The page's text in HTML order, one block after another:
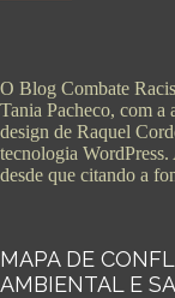
O Blog Combate
Tania Pacheco, com
design de Raquel
tecnologia
desde que citando a
MAPA DE
AMBIENTAL E